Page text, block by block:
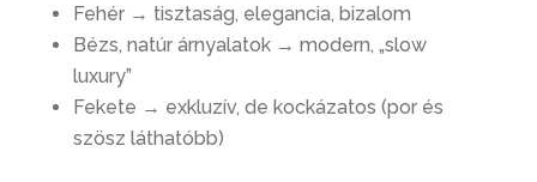
Fehér → tisztaság, elegancia, bizalom
Bézs, natúr árnyalatok → modern, „slow
luxury”
Fekete → exkluzív, de kockázatos (por és
szösz láthatóbb)